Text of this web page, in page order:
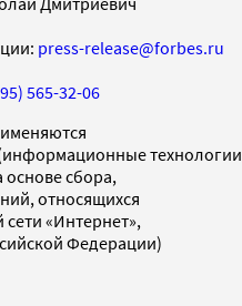
press-release@forbes.ru
565-32-06
технологии
сбора,
относящихся
«Интернет»,
Федерации)